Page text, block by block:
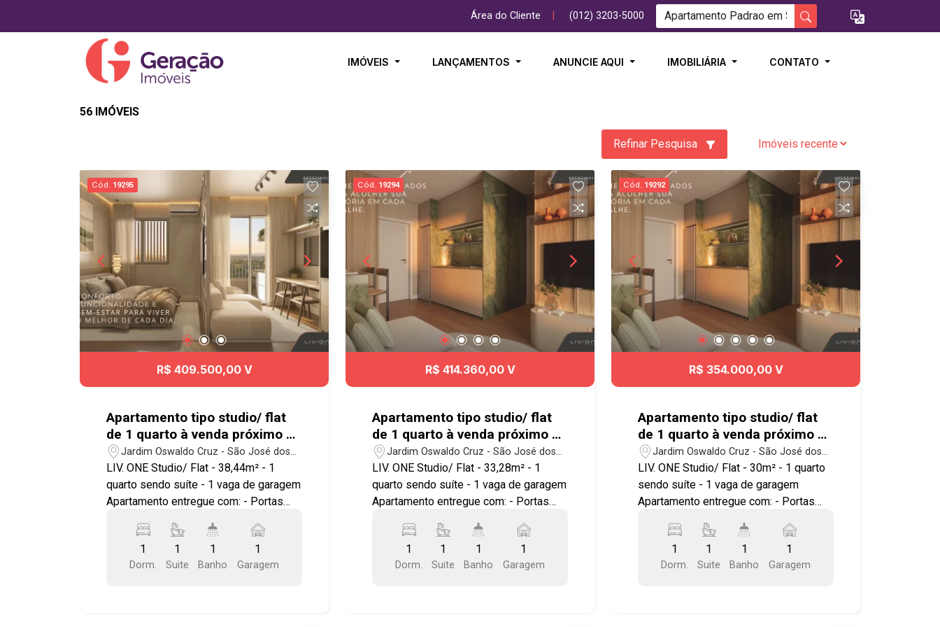
Área do Cliente (012) 3203-5000
IMÓVEIS LANÇAMENTOS ANUNCIE AQUI IMOBILIÁRIA CONTATO
56 IMÓVEIS
Refinar Pesquisa
Cód. 19295
R$ 409.500,00 V
Apartamento tipo studio/ flat
de 1 quarto à venda próximo ao
Center Vale em São José dos
Campos | Liv.One
Jardim Oswaldo Cruz - São José dos
Campos/SP
LIV. ONE Studio/ Flat - 38,44m² - 1
quarto sendo suíte - 1 vaga de garagem
Apartamento entregue com: - Portas
condicionado - Bancada e pias em
granito - Área de serviço integrada a
varanda - Ponto elétrico para
1
Dorm.
1
Suite
1
Banho
1
Garagem
Cód. 19294
R$ 414.360,00 V
Apartamento tipo studio/ flat
de 1 quarto à venda próximo ao
Center Vale em São José dos
Campos | Liv.One
Jardim Oswaldo Cruz - São José dos
Campos/SP
LIV. ONE Studio/ Flat - 33,28m² - 1
quarto sendo suíte - 1 vaga de garagem
Apartamento entregue com: - Portas
condicionado - Bancada e pias em
granito - Área de serviço integrada a
varanda - Ponto elétrico para
1
Dorm.
1
Suite
1
Banho
1
Garagem
Cód. 19292
R$ 354.000,00 V
Apartamento tipo studio/ flat
de 1 quarto à venda próximo ao
Center Vale em São José dos
Campos | Liv.One
Jardim Oswaldo Cruz - São José dos
Campos/SP
LIV. ONE Studio/ Flat - 30m² - 1 quarto
sendo suíte - 1 vaga de garagem
Apartamento entregue com: - Portas
condicionado - Bancada e pias em
granito - Área de serviço integrada a
varanda - Ponto elétrico para
1
Dorm.
1
Suite
1
Banho
1
Garagem